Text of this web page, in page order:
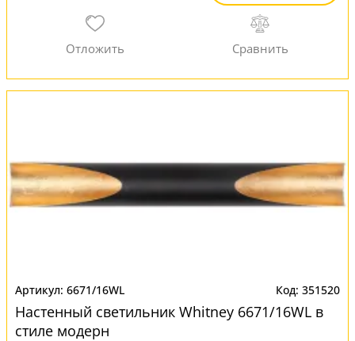
6671/16WL 351520
Настенный светильник Whitney 6671/16WL в
стиле модерн